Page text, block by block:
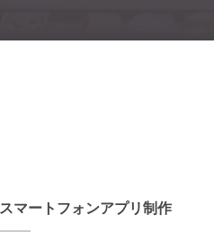
スマートフォンアプリ制作